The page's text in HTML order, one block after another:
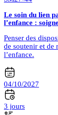
Le soin du lien
l’enfance :
Penser des
de soutenir et de
l’enfance.
04/10/2027
3 jours